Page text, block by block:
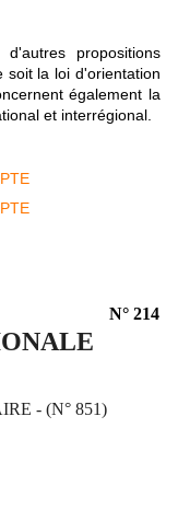
propositions
soit la loi d'orientation
également la
et interrégional.
N° 214
- (N° 851)